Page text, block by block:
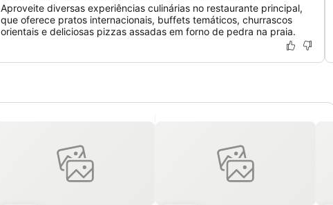
Aproveite diversas experiências culinárias no restaurante principal,
que oferece pratos internacionais, buffets temáticos, churrascos
orientais e deliciosas pizzas assadas em forno de pedra na praia.